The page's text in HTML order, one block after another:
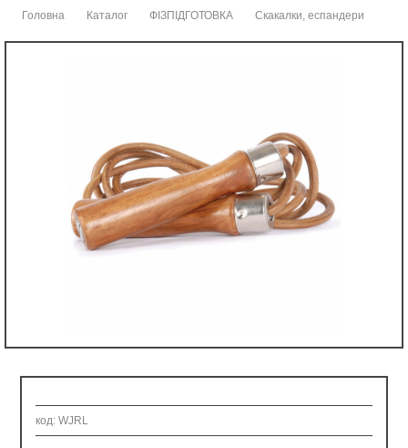
Головна Каталог ФІЗПІДГОТОВКА Скакалки, еспандери
код: WJRL